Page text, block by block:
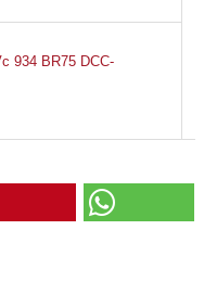
934 BR75 DCC-